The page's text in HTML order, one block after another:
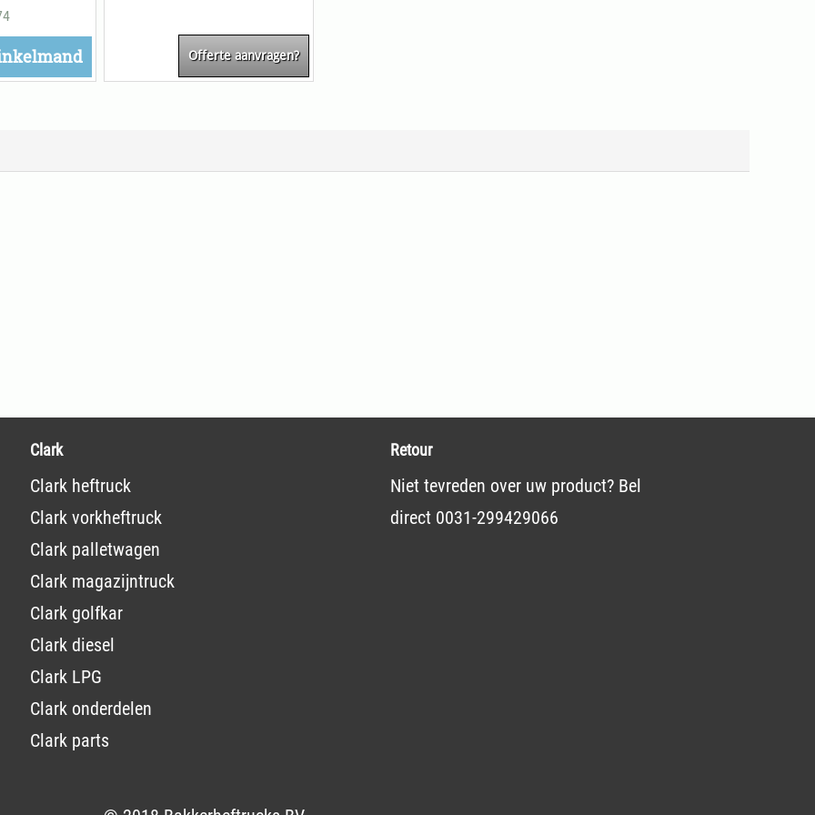
Offerte aanvragen?
Clark
Clark heftruck
Clark vorkheftruck
Clark palletwagen
Clark magazijntruck
Clark golfkar
Clark diesel
Clark LPG
Clark onderdelen
Clark parts
Retour
Niet tevreden over uw product? Bel
direct 0031-299429066